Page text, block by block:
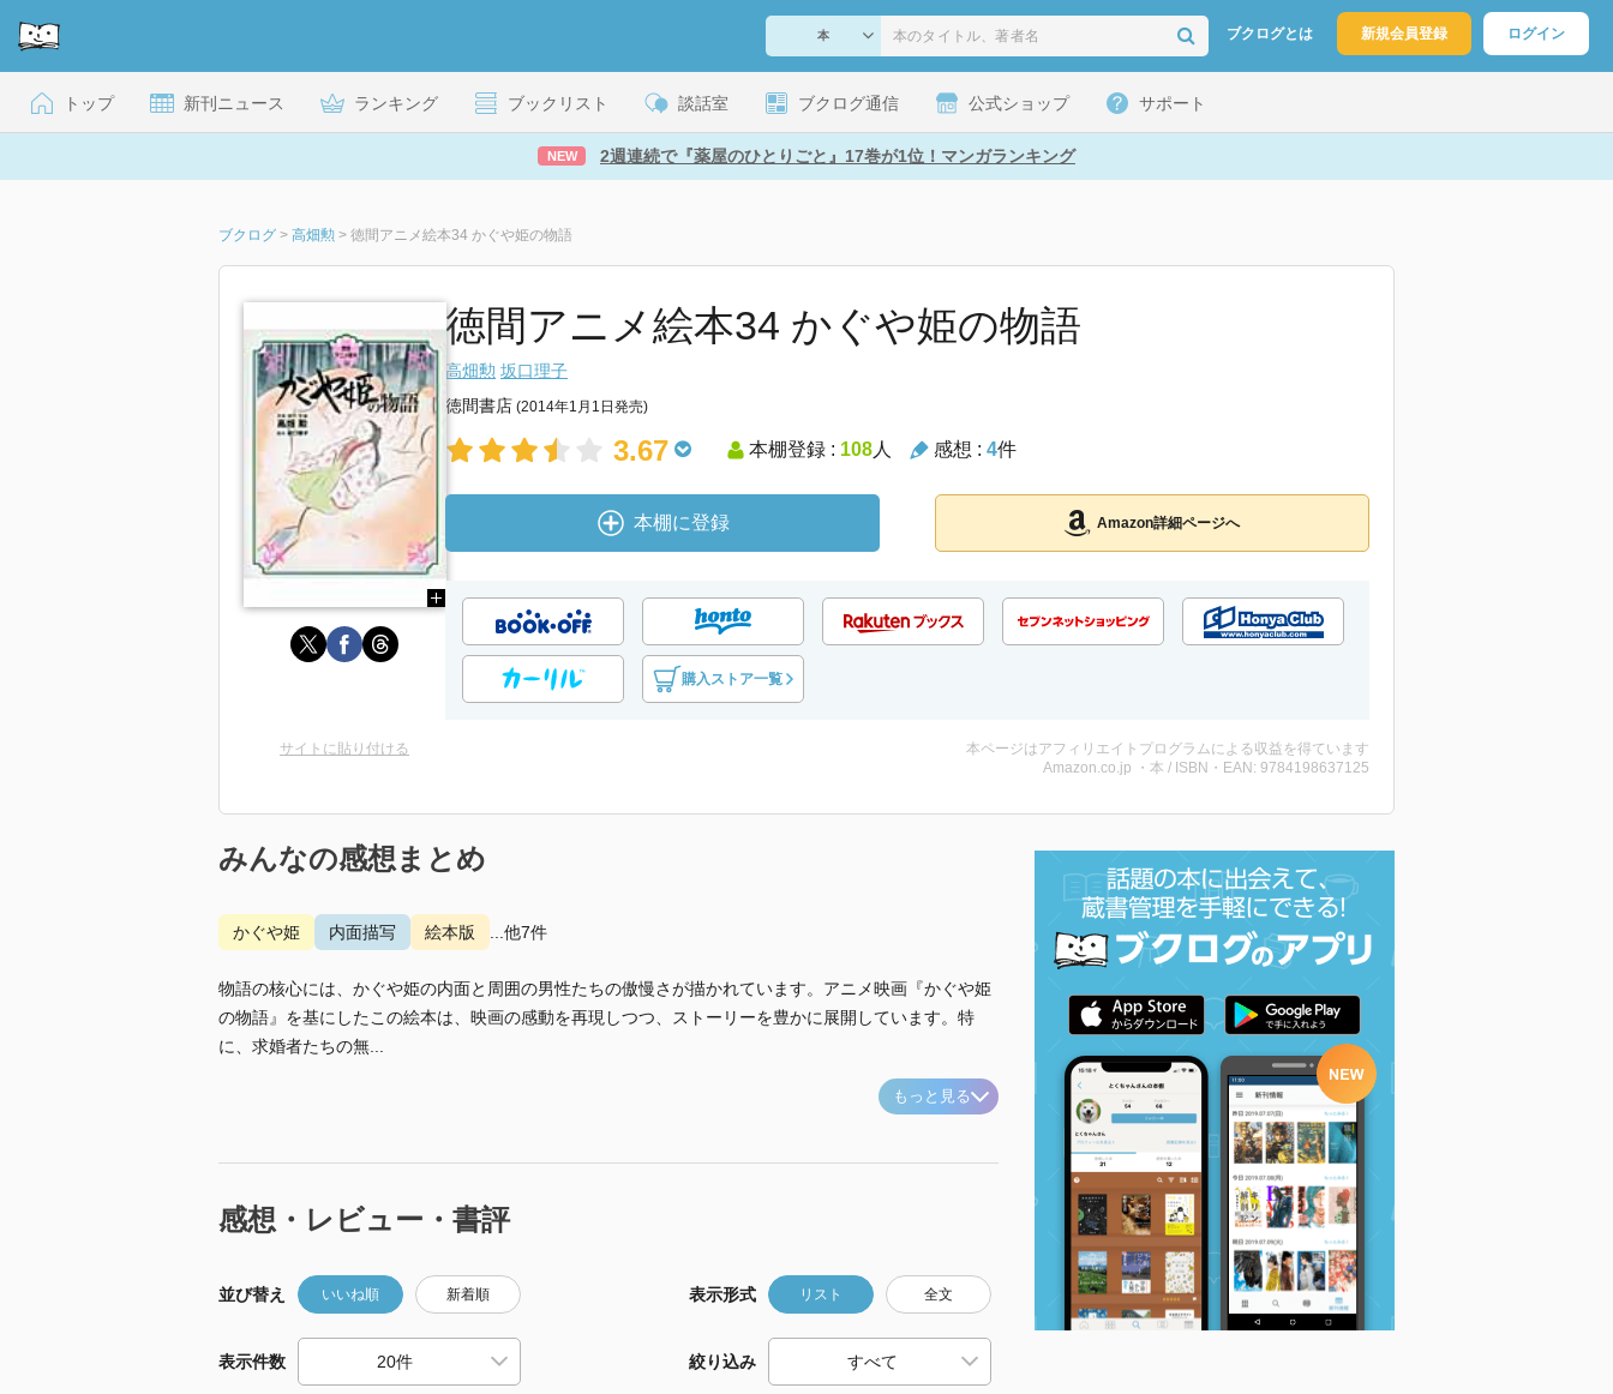
ブクログとは 新規会員登録 ログイン
トップ 新刊ニュース ランキング ブックリスト 談話室 ブクログ通信 公式ショップ サポート
NEW 2週連続で『薬屋のひとりごと』17巻が1位！マンガランキング
ブクログ > 高畑勲 > 徳間アニメ絵本34 かぐや姫の物語
徳間アニメ絵本34 かぐや姫の物語
高畑勲 坂口理子
徳間書店 (2014年1月1日発売)
3.67 本棚登録 : 108人 感想 : 4件
本棚に登録 Amazon詳細ページへ
購入ストア一覧
サイトに貼り付ける
本ページはアフィリエイトプログラムによる収益を得ています
Amazon.co.jp ・本 / ISBN・EAN: 9784198637125
みんなの感想まとめ
かぐや姫 内面描写 絵本版 ...他7件
物語の核心には、かぐや姫の内面と周囲の男性たちの傲慢さが描かれています。アニメ映画『かぐや姫
の物語』を基にしたこの絵本は、映画の感動を再現しつつ、ストーリーを豊かに展開しています。特
に、求婚者たちの無...
もっと見る
感想・レビュー・書評
並び替え いいね順 新着順 表示形式 リスト 全文
表示件数 絞り込み